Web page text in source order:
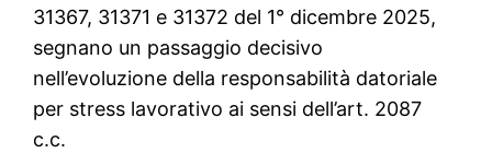
31367, 31371 e 31372 del 1° dicembre 2025,
segnano un passaggio decisivo
nell’evoluzione della responsabilità datoriale
per stress lavorativo ai sensi dell’art. 2087
c.c.